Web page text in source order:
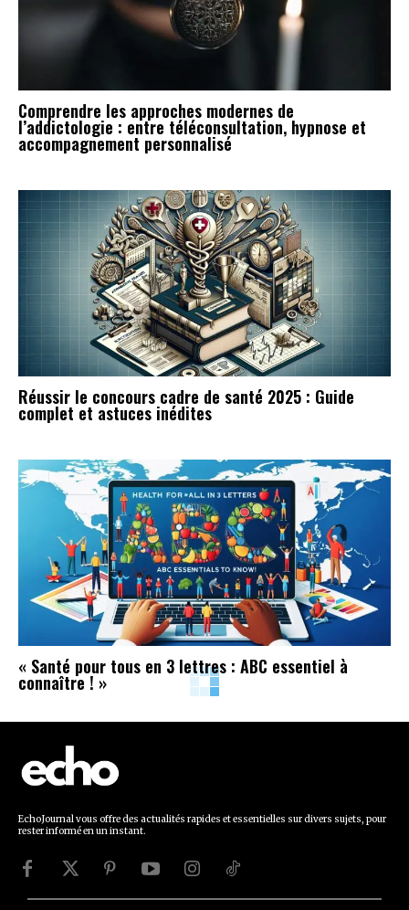
Comprendre les approches modernes de
l’addictologie : entre téléconsultation, hypnose et
accompagnement personnalisé
Réussir le concours cadre de santé 2025 : Guide
complet et astuces inédites
« Santé pour tous en 3 lettres : ABC essentiel à
connaître ! »
EchoJournal vous offre des actualités rapides et essentielles sur divers sujets, pour
rester informé en un instant.